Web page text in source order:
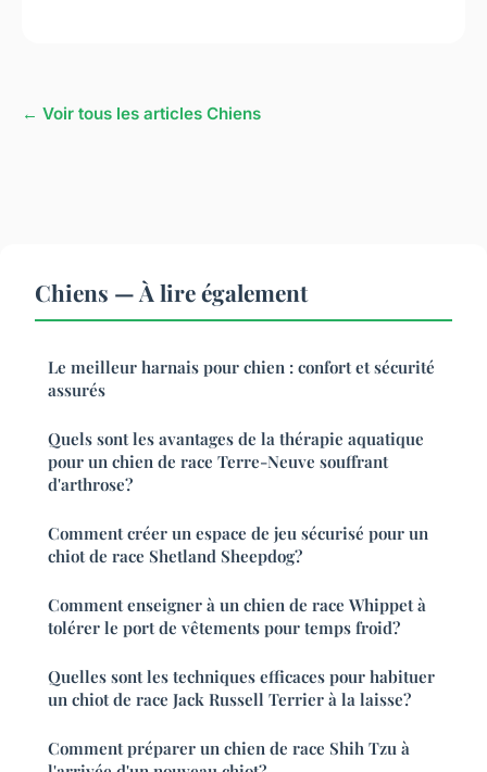
← Voir tous les articles Chiens
Chiens — À lire également
Le meilleur harnais pour chien : confort et sécurité
assurés
Quels sont les avantages de la thérapie aquatique
pour un chien de race Terre-Neuve souffrant
d'arthrose?
Comment créer un espace de jeu sécurisé pour un
chiot de race Shetland Sheepdog?
Comment enseigner à un chien de race Whippet à
tolérer le port de vêtements pour temps froid?
Quelles sont les techniques efficaces pour habituer
un chiot de race Jack Russell Terrier à la laisse?
Comment préparer un chien de race Shih Tzu à